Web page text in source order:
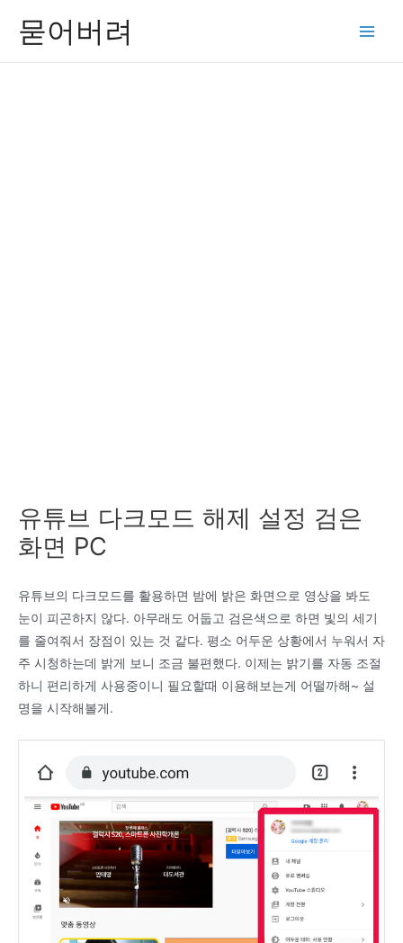
묻어버려
유튜브 다크모드 해제 설정 검은
화면 PC
유튜브의 다크모드를 활용하면 밤에 밝은 화면으로 영상을 봐도
눈이 피곤하지 않다. 아무래도 어둡고 검은색으로 하면 빛의 세기
를 줄여줘서 장점이 있는 것 같다. 평소 어두운 상황에서 누워서 자
주 시청하는데 밝게 보니 조금 불편했다. 이제는 밝기를 자동 조절
하니 편리하게 사용중이니 필요할때 이용해보는게 어떨까해~ 설
명을 시작해볼게.